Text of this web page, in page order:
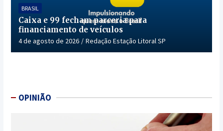
BRASIL
Caixa e 99 fecham parceria para
financiamento de veículos
4 de agosto de 2026 Redação Estação Litoral SP
OPINIÃO